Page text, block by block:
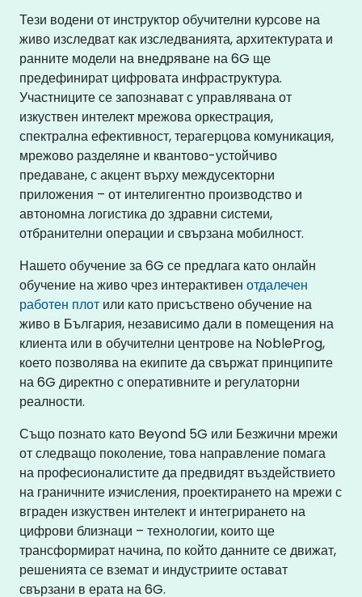
Тези водени от инструктор обучителни курсове на
живо изследват как изследванията, архитектурата и
ранните модели на внедряване на 6G ще
предефинират цифровата инфраструктура.
Участниците се запознават с управлявана от
изкуствен интелект мрежова оркестрация,
спектрална ефективност, терагерцова комуникация,
мрежово разделяне и квантово-устойчиво
предаване, с акцент върху междусекторни
приложения – от интелигентно производство и
автономна логистика до здравни системи,
отбранителни операции и свързана мобилност.
Нашето обучение за 6G се предлага като онлайн
обучение на живо чрез интерактивен отдалечен
работен плот или като присъствено обучение на
живо в България, независимо дали в помещения на
клиента или в обучителни центрове на NobleProg,
което позволява на екипите да свържат принципите
на 6G директно с оперативните и регулаторни
реалности.
Също познато като Beyond 5G или Безжични мрежи
от следващо поколение, това направление помага
на професионалистите да предвидят въздействието
на граничните изчисления, проектирането на мрежи с
вграден изкуствен интелект и интегрирането на
цифрови близнаци – технологии, които ще
трансформират начина, по който данните се движат,
решенията се вземат и индустриите остават
свързани в ерата на 6G.